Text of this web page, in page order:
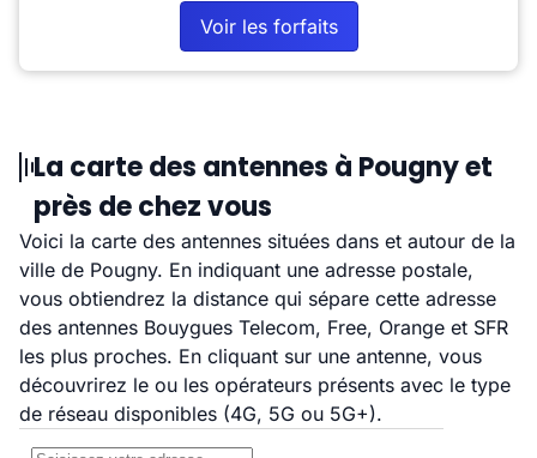
Voir les forfaits
La carte des antennes à Pougny et
près de chez vous
Voici la carte des antennes situées dans et autour de la
ville de Pougny. En indiquant une adresse postale,
vous obtiendrez la distance qui sépare cette adresse
des antennes Bouygues Telecom, Free, Orange et SFR
les plus proches. En cliquant sur une antenne, vous
découvrirez le ou les opérateurs présents avec le type
de réseau disponibles (4G, 5G ou 5G+).